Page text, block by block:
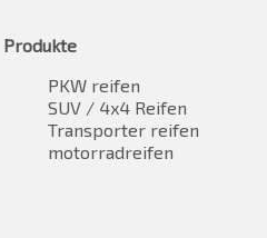
Produkte
PKW reifen
SUV / 4x4 Reifen
Transporter reifen
motorradreifen